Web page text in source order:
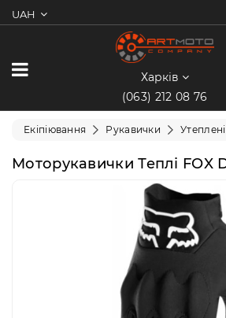
UAH
0
Категорії
Мотоцикли
Електротранспорт
Харків
(063) 212 08 76
Екіпіювання Рукавички Утеплені
Моторукавички Теплі FOX